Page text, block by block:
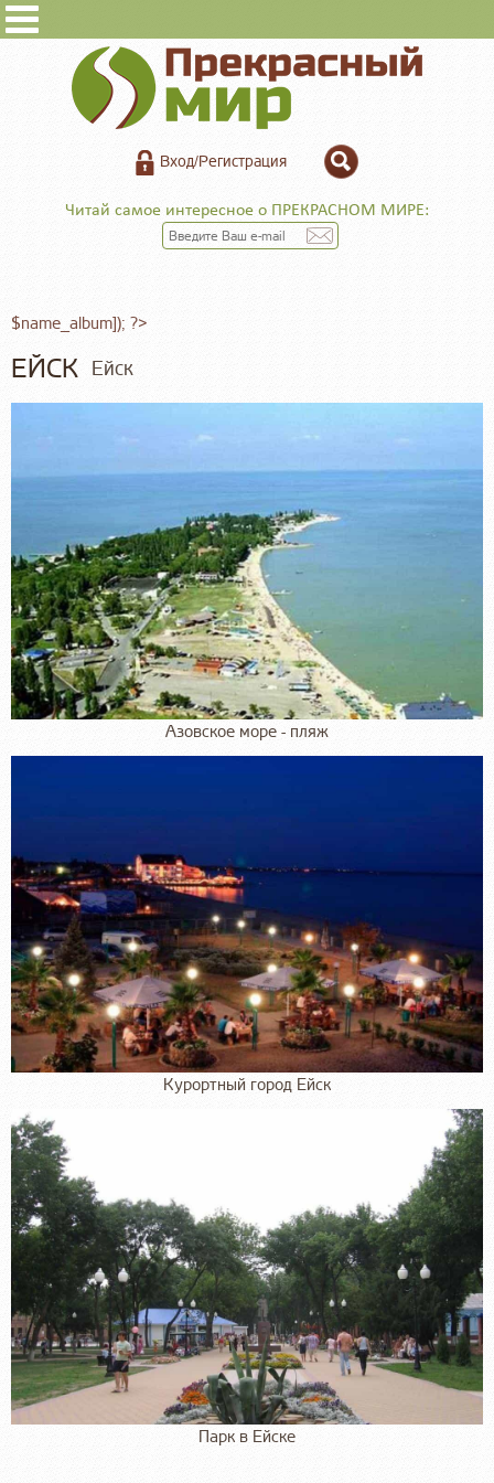
Вход/Регистрация
Читай самое интересное о ПРЕКРАСНОМ МИРЕ:
$name_album]); ?>
ЕЙСК Ейск
Азовское море - пляж
Курортный город Ейск
Парк в Ейске